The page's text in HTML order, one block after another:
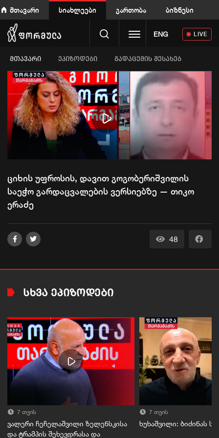
მთავარი სიახლეები გართობა ბიზნესი
Toggle navigation
ENG LIVE
ᲛᲗᲐᲕᲐᲠᲘ ეპიზოდები გადაცემის შესახებ
Play
Video
ციხის უფროსის, დავით გოგობერიშვილის
საეჭო გარდაცვალების ვერსიებზე — თიკო
ერაძე
48
ᲡᲮᲕᲐ ᲔᲞᲘᲖᲝᲓᲔᲑᲘ
7 თვის
ვალერი ჩეჩელაშვილი ზელენსკისა
და ტრამპის შეხევდრასა და
7 თვის
ხუხაშვილი: ბიძინას